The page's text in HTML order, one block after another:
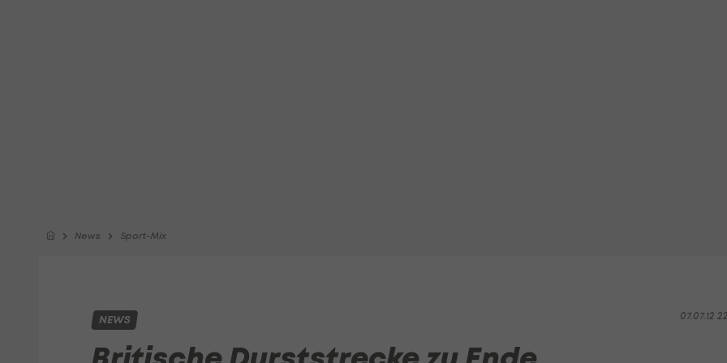
News Sport-Mix
07.07.12
NEWS